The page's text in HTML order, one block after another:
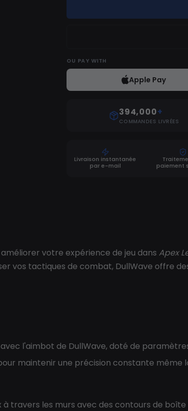
OU PAY WITH
Apple Pay
394,000+
COMMANDES LIVRÉES
Livraison instantanée
par e-mail
paiement
votre expérience de jeu dans Apex
vos tactiques de combat, DullWave offre
l'aimbot de DullWave, doté de
maintenir une précision constante même
à travers les murs avec des contours de